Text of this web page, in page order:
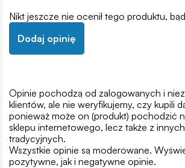
Nikt jeszcze nie ocenił tego produktu,
Dodaj opinię
Opinie pochodzą od zalogowanych i
klientów, ale nie weryfikujemy, czy kupili
ponieważ może on (produkt) pochodzić
sklepu internetowego, lecz także z
tradycyjnych.
Wszystkie opinie są moderowane.
pozytywne, jak i negatywne opinie.